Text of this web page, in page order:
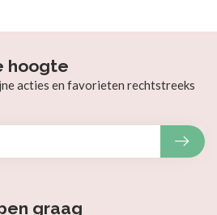
graag
hoogte
acties en favorieten rechtstreeks